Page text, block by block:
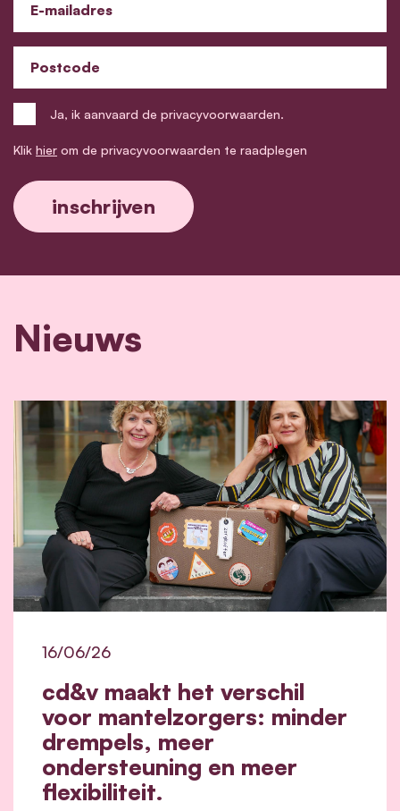
E-mailadres
Postcode
Ja, ik aanvaard de privacyvoorwaarden.
Klik hier om de privacyvoorwaarden te raadplegen
Nieuws
cd&v maakt het verschil
voor mantelzorgers: minder
drempels, meer
ondersteuning en meer
flexibiliteit.
16/06/26